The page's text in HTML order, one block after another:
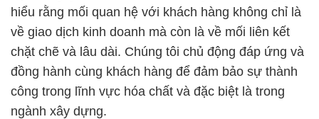
hiểu rằng mối quan hệ với khách hàng không chỉ là
về giao dịch kinh doanh mà còn là về mối liên kết
chặt chẽ và lâu dài. Chúng tôi chủ động đáp ứng và
đồng hành cùng khách hàng để đảm bảo sự thành
công trong lĩnh vực hóa chất và đặc biệt là trong
ngành xây dựng.